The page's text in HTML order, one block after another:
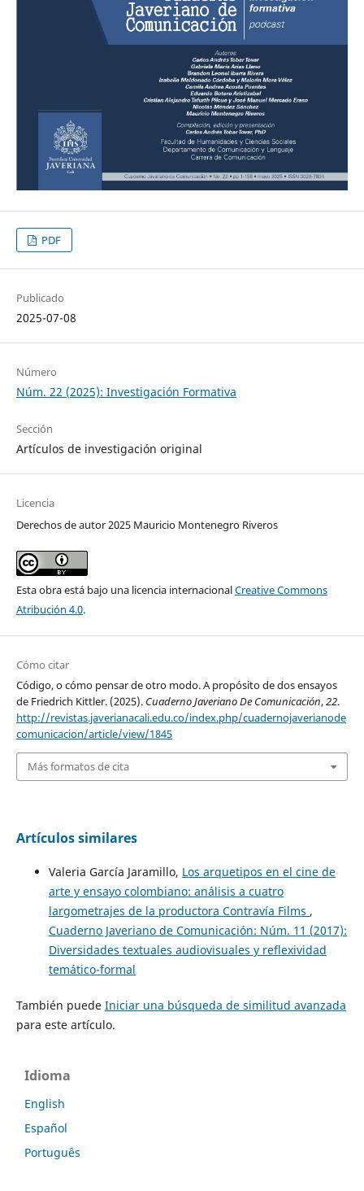
PDF
Publicado
2025-07-08
Número
Núm. 22 (2025): Investigación Formativa
Sección
Artículos de investigación original
Licencia
Derechos de autor 2025 Mauricio Montenegro Riveros
Esta obra está bajo una licencia internacionalCreative Commons
Atribución 4.0.
Cómo citar
Código, o cómo pensar de otro modo. A propósito de dos ensayos
de Friedrich Kittler. (2025). Cuaderno Javeriano De Comunicación,22.
http://revistas.javerianacali.edu.co/index.php/cuadernojaverianode
comunicacion/article/view/1845
Más formatos de cita
Artículos similares
Valeria García Jaramillo, Los arquetipos en el cine de
arte y ensayo colombiano: análisis a cuatro
largometrajes de la productora Contravía Films ,
Cuaderno Javeriano de Comunicación: Núm. 11 (2017):
Diversidades textuales audiovisuales y reflexividad
temático-formal
También puede Iniciar una búsqueda de similitud avanzada
para este artículo.
Idioma
English
Español
Português